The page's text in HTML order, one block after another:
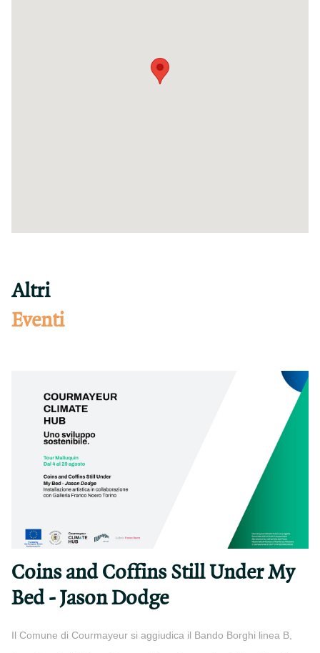
Altri
Eventi
Coins and Coffins Still Under My
Bed - Jason Dodge
Il Comune di Courmayeur si aggiudica il Bando Borghi linea B,